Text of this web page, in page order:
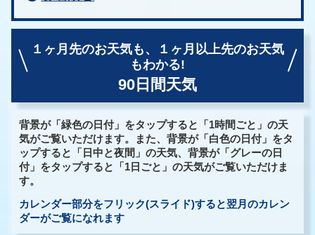
１ヶ月先のお天気も、
１ヶ月以上先のお天気
もわかる!
90日間天気
背景が「緑色の日付」をタップすると「1時間ごと」の天
気がご覧いただけます。また、背景が「白色の日付」をタ
ップすると「日中と夜間」の天気、背景が「グレーの日
付」をタップすると「1日ごと」の天気がご覧いただけま
す。
カレンダー部分をフリック(スライド)すると翌月のカレン
ダーがご覧になれます